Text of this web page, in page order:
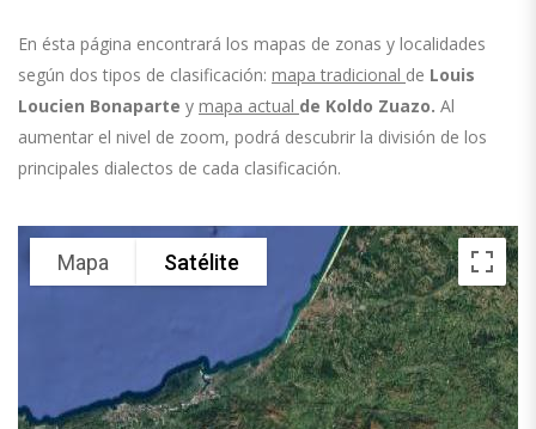
En ésta página encontrará los mapas de zonas y localidades
según dos tipos de clasificación: mapa tradicional de Louis
Loucien Bonaparte y mapa actual de Koldo Zuazo. Al
aumentar el nivel de zoom, podrá descubrir la división de los
principales dialectos de cada clasificación.
Mapa Satélite